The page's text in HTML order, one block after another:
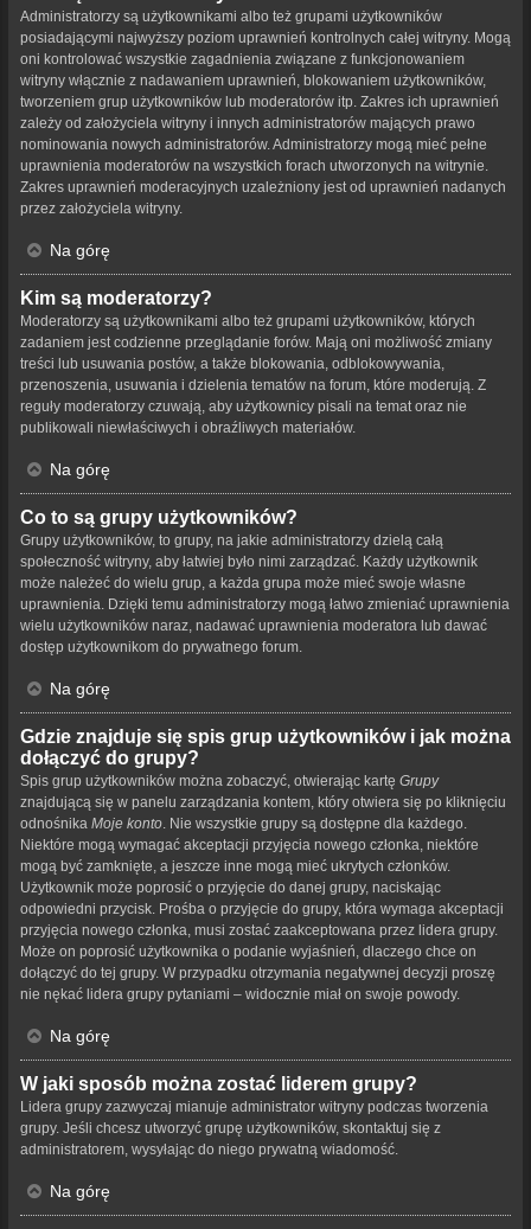
Administratorzy są użytkownikami albo też grupami użytkowników
posiadającymi najwyższy poziom uprawnień kontrolnych całej witryny. Mogą
oni kontrolować wszystkie zagadnienia związane z funkcjonowaniem
witryny włącznie z nadawaniem uprawnień, blokowaniem użytkowników,
tworzeniem grup użytkowników lub moderatorów itp. Zakres ich uprawnień
zależy od założyciela witryny i innych administratorów mających prawo
nominowania nowych administratorów. Administratorzy mogą mieć pełne
uprawnienia moderatorów na wszystkich forach utworzonych na witrynie.
Zakres uprawnień moderacyjnych uzależniony jest od uprawnień nadanych
przez założyciela witryny.
Na górę
Kim są moderatorzy?
Moderatorzy są użytkownikami albo też grupami użytkowników, których
zadaniem jest codzienne przeglądanie forów. Mają oni możliwość zmiany
treści lub usuwania postów, a także blokowania, odblokowywania,
przenoszenia, usuwania i dzielenia tematów na forum, które moderują. Z
reguły moderatorzy czuwają, aby użytkownicy pisali na temat oraz nie
publikowali niewłaściwych i obraźliwych materiałów.
Na górę
Co to są grupy użytkowników?
Grupy użytkowników, to grupy, na jakie administratorzy dzielą całą
społeczność witryny, aby łatwiej było nimi zarządzać. Każdy użytkownik
może należeć do wielu grup, a każda grupa może mieć swoje własne
uprawnienia. Dzięki temu administratorzy mogą łatwo zmieniać uprawnienia
wielu użytkowników naraz, nadawać uprawnienia moderatora lub dawać
dostęp użytkownikom do prywatnego forum.
Na górę
Gdzie znajduje się spis grup użytkowników i jak można
dołączyć do grupy?
Spis grup użytkowników można zobaczyć, otwierając kartę Grupy
znajdującą się w panelu zarządzania kontem, który otwiera się po kliknięciu
odnośnika Moje konto . Nie wszystkie grupy są dostępne dla każdego.
Niektóre mogą wymagać akceptacji przyjęcia nowego członka, niektóre
mogą być zamknięte, a jeszcze inne mogą mieć ukrytych członków.
Użytkownik może poprosić o przyjęcie do danej grupy, naciskając
odpowiedni przycisk. Prośba o przyjęcie do grupy, która wymaga akceptacji
przyjęcia nowego członka, musi zostać zaakceptowana przez lidera grupy.
Może on poprosić użytkownika o podanie wyjaśnień, dlaczego chce on
dołączyć do tej grupy. W przypadku otrzymania negatywnej decyzji proszę
nie nękać lidera grupy pytaniami – widocznie miał on swoje powody.
Na górę
W jaki sposób można zostać liderem grupy?
Lidera grupy zazwyczaj mianuje administrator witryny podczas tworzenia
grupy. Jeśli chcesz utworzyć grupę użytkowników, skontaktuj się z
administratorem, wysyłając do niego prywatną wiadomość.
Na górę